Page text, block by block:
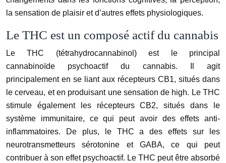
la sensation de plaisir et d’autres effets physiologiques.
Le THC est un composé actif du cannabis
Le THC (tétrahydrocannabinol) est le principal
cannabinoïde psychoactif du cannabis. Il agit
principalement en se liant aux récepteurs CB1, situés dans
le cerveau, et en produisant une sensation de high. Le THC
stimule également les récepteurs CB2, situés dans le
système immunitaire, ce qui peut avoir des effets anti-
inflammatoires. De plus, le THC a des effets sur les
neurotransmetteurs sérotonine et GABA, ce qui peut
contribuer à son effet psychoactif. Le THC peut être absorbé